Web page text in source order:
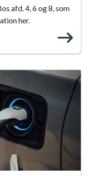
afd. 4, 6 og 8, som
her.